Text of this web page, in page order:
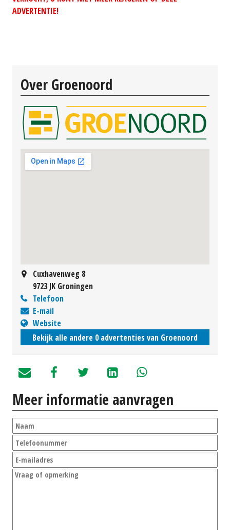
ADVERTENTIE!
Over Groenoord
Cuxhavenweg 8
9723 JK Groningen
Telefoon
E-mail
Website
Bekijk alle andere 0 advertenties van Groenoord
Meer informatie aanvragen